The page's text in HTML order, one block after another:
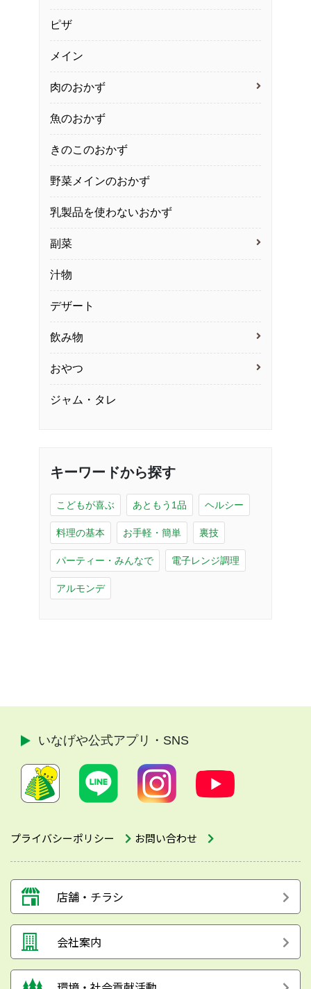
ピザ
メイン
肉のおかず
魚のおかず
きのこのおかず
野菜メインのおかず
乳製品を使わないおかず
副菜
汁物
デザート
飲み物
おやつ
ジャム・タレ
キーワードから探す
こどもが喜ぶ あともう1品 ヘルシー
料理の基本 お手軽・簡単 裏技
パーティー・みんなで 電子レンジ調理
アルモンデ
プライバシーポリシー お問い合わせ
いなげや公式アプリ・SNS
店舗・チラシ
会社案内